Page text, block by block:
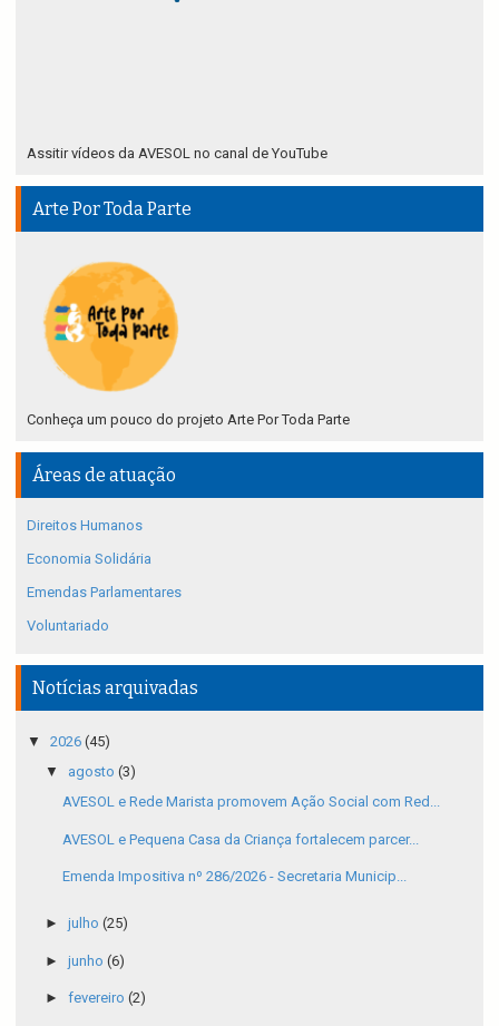
Assitir vídeos da AVESOL no canal de YouTube
Arte Por Toda Parte
Conheça um pouco do projeto Arte Por Toda Parte
Áreas de atuação
Direitos Humanos
Economia Solidária
Emendas Parlamentares
Voluntariado
Notícias arquivadas
▼ 2026 (45)
▼ agosto (3)
AVESOL e Rede Marista promovem Ação Social com Red...
AVESOL e Pequena Casa da Criança fortalecem parcer...
Emenda Impositiva nº 286/2026 - Secretaria Municip...
► julho (25)
► junho (6)
► fevereiro (2)